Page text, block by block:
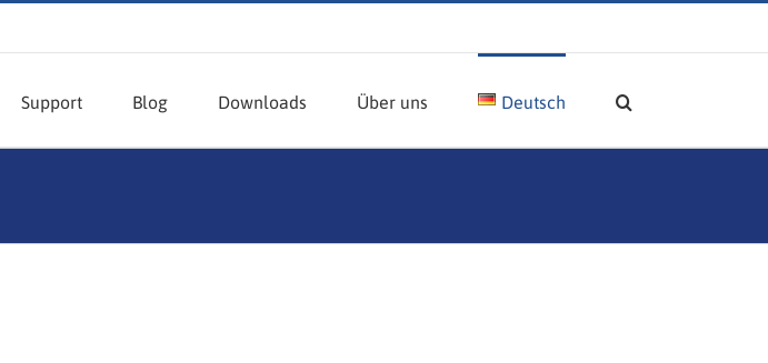
Support Blog Downloads Über uns Deutsch